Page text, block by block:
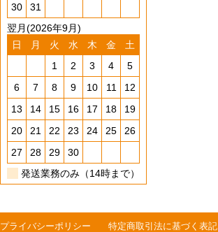
30
31
翌月(2026年9月)
日
月 火 水 木 金
土
1
2 3 4
5
6
7 8 9 10 11
12
13
14 15 16 17 18
19
20
21 22 23 24 25
26
27
28 29
30
発送業務のみ（14時まで）
プライバシーポリシー 特定商取引法に基づく表記